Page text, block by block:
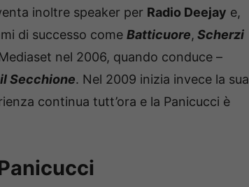
inoltre speaker per Radio Deejay e,
di successo come Batticuore, Scherzi
nel 2006, quando conduce –
Secchione. Nel 2009 inizia invece la sua
continua tutt’ora e la Panicucci è